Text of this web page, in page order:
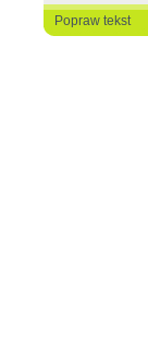
Popraw tekst